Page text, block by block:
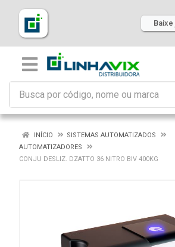
INÍCIO
SISTEMAS AUTOMATIZADOS
AUTOMATIZADORES
CONJU DESLIZ. DZATTO 36 NITRO BIV 400KG